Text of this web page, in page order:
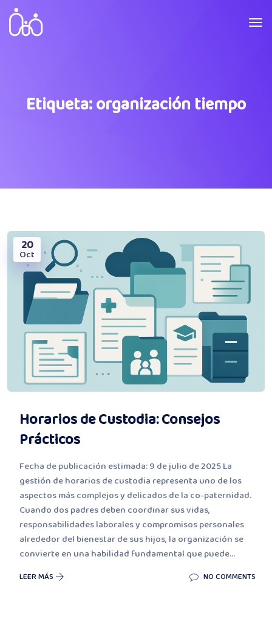
Etiqueta:organización tiempo
20
Oct
Horarios de Custodia: Consejos
Prácticos
Fecha de publicación estimada: 9 de julio de 2025 La
gestión de horarios de custodia representa uno de los
aspectos más complejos y delicados de la co-paternidad.
Cuando dos padres deben coordinar sus vidas,
responsabilidades laborales y compromisos personales
alrededor del bienestar de sus hijos, la organización se
convierte en una habilidad fundamental que puede...
LEER MÁS NO COMMENTS